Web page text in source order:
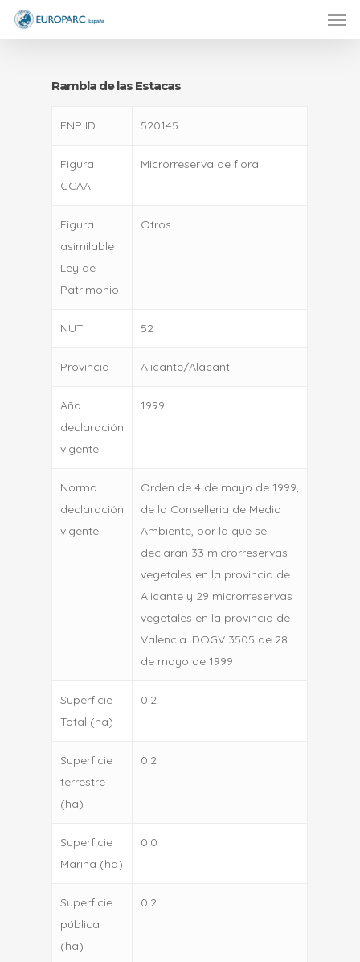
Skip
Rambla de las Estacas
ENP ID 520145
Figura
CCAA
Microrreserva de flora
Figura
asimilable
Ley de
Patrimonio
Otros
NUT 52
Provincia Alicante/Alacant
Año
declaración
vigente
1999
Norma
declaración
vigente
Orden de 4 de mayo de 1999,
de la Conselleria de Medio
Ambiente, por la que se
declaran 33 microrreservas
vegetales en la provincia de
Alicante y 29 microrreservas
vegetales en la provincia de
Valencia. DOGV 3505 de 28
de mayo de 1999
Superficie
Total (ha)
0.2
Superficie
terrestre
(ha)
0.2
Superficie
Marina (ha)
0.0
Superficie
pública
(ha)
0.2